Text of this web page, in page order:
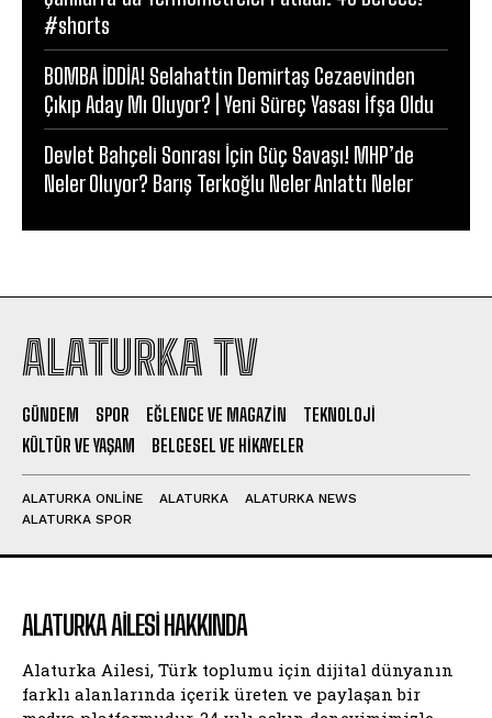
#shorts
BOMBA İDDİA! Selahattin Demirtaş Cezaevinden
Çıkıp Aday Mı Oluyor? | Yeni Süreç Yasası İfşa Oldu
Devlet Bahçeli Sonrası İçin Güç Savaşı! MHP’de
Neler Oluyor? Barış Terkoğlu Neler Anlattı Neler
ALATURKA TV
GÜNDEM SPOR EĞLENCE VE MAGAZIN
TEKNOLOJI
KÜLTÜR VE YAŞAM
BELGESEL VE HIKAYELER
ALATURKA ONLINE ALATURKA
ALATURKA NEWS
ALATURKA SPOR
ALATURKA AILESI HAKKINDA
Alaturka Ailesi, Türk toplumu için dijital dünyanın
farklı alanlarında içerik üreten ve paylaşan bir